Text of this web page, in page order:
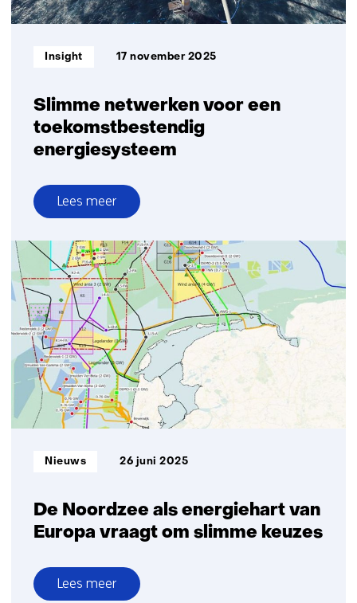
Slimme netwerken voor een
toekomstbestendig
energiesysteem
Informatietype:
Insight 17 november 2025
Lees meer
over
Slimme
netwerken
voor
een
toekomstbestendig
energiesysteem
De Noordzee als energiehart van
Europa vraagt om slimme keuzes
Informatietype:
Nieuws 26 juni 2025
Lees meer